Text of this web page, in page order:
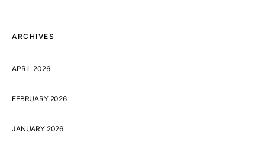
ARCHIVES
APRIL 2026
FEBRUARY 2026
JANUARY 2026